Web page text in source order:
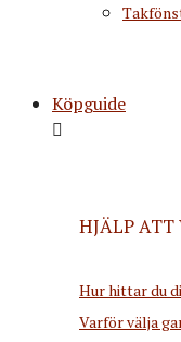
Köpguide
HJÄLP ATT
Hur hittar du
Varför välja